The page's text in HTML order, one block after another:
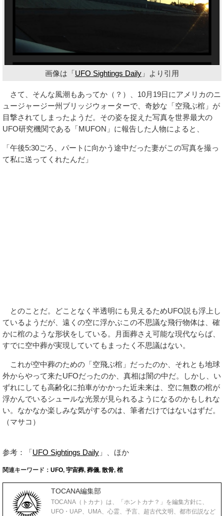
画像は「UFO Sightings Daily 」より引用
さて、そんな風潮もあってか（？）、10月19日にアメリカのニ
ュージャージー州ブリッジウォーターで、奇妙な「空飛ぶ棺」が
目撃されてしまったようだ。その姿を捉えた写真を世界最大の
UFO研究機関である「MUFON」に報告した人物によると、
「午後5:30ごろ、パートに向かう途中だった妻がこの写真を撮っ
て私に送ってくれたんだ」
とのことだ。どことなく半透明にも見えるためUFO説も浮上し
ているようだが、遠くの空に浮かぶこの不思議な飛行物体は、確
かに棺のような形状をしている。月面葬さえ可能な現代ならば、
すでに空中葬が実現していてもまったく不思議はない。
これが空中葬のための「空飛ぶ棺」だったのか、それとも地球
外からやって来たUFOだったのか、真相は闇の中だ。しかし、い
ずれにしても高齢化に拍車がかかった近未来は、空に無数の棺が
浮かんでいるシュールな光景が見られるようになるのかもしれな
い。なかなか楽しみな気がするのは、筆者だけではないはずだ。
（マサコ）
参考：「UFO Sightings Daily 」、ほか
関連キーワード： UFO, 宇宙葬, 葬儀, 散骨, 棺
TOCANA編集部
TOCANA（トカナ）は、「ホントカナ？」を編集方針に、
UFO・UAP、UMA、心霊、予言、超古代文明、都市伝説など